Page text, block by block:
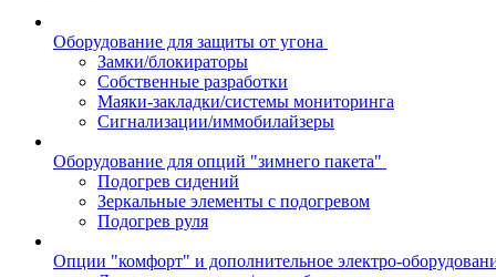
Оборудование для защиты от угона
Замки/блокираторы
Собственные разработки
Маяки-закладки/системы мониторинга
Сигнализации/иммобилайзеры
Оборудование для опций "зимнего пакета"
Подогрев сидений
Зеркальные элементы с подогревом
Подогрев руля
Опции "комфорт" и дополнительное электро-